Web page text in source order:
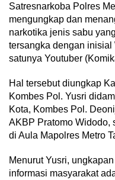
Satresnarkoba Polres
mengungkap dan
narkotika jenis sabu
tersangka dengan inisial
satunya Youtuber
Hal tersebut diungkap
Kombes Pol. Yusri
Kota, Kombes Pol.
AKBP Pratomo Widodo,
di Aula Mapolres Metro
Menurut Yusri,
informasi masyarakat